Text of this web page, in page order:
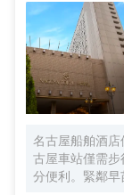
箱，所有入住
酒店還為您提
有拖鞋和24小
吧給旅客提供
來說，若是厭倦
店）（まるや本
Reminiscence
勾起您的食慾
肉屋 雪月花（
休閒設施能為
這其中包括桑拿
名古屋船舶酒
古屋車站僅需
分便利。緊鄰